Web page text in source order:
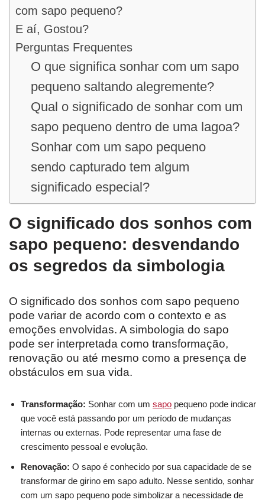
com sapo pequeno?
E aí, Gostou?
Perguntas Frequentes
O que significa sonhar com um sapo
pequeno saltando alegremente?
Qual o significado de sonhar com um
sapo pequeno dentro de uma lagoa?
Sonhar com um sapo pequeno
sendo capturado tem algum
significado especial?
O significado dos sonhos com
sapo pequeno: desvendando
os segredos da simbologia
O significado dos sonhos com sapo pequeno
pode variar de acordo com o contexto e as
emoções envolvidas. A simbologia do sapo
pode ser interpretada como transformação,
renovação ou até mesmo como a presença de
obstáculos em sua vida.
Transformação: Sonhar com um sapo pequeno pode indicar
que você está passando por um período de mudanças
internas ou externas. Pode representar uma fase de
crescimento pessoal e evolução.
Renovação: O sapo é conhecido por sua capacidade de se
transformar de girino em sapo adulto. Nesse sentido, sonhar
com um sapo pequeno pode simbolizar a necessidade de